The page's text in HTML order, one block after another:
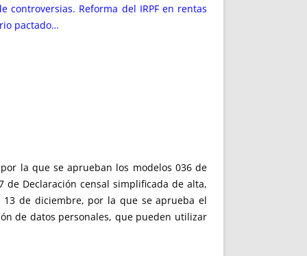
Reforma del IRPF en rentas
pactado…
la que se aprueban los modelos 036 de
de Declaración censal simplificada de alta,
13 de diciembre, por la que se aprueba el
de datos personales, que pueden utilizar